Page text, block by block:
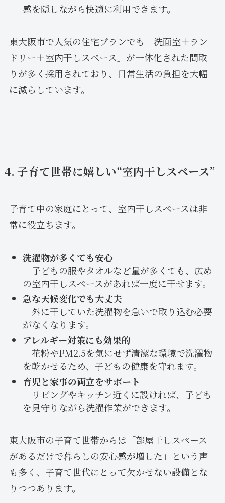
感を隠しながら快適に利用できます。
東大阪市で人気の住宅プランでも「洗面室＋ラン
ドリー＋室内干しスペース」が一体化された間取
りが多く採用されており、日常生活の負担を大幅
に減らしています。
4. 子育て世帯に嬉しい“室内干しスペース”
子育て中の家庭にとって、室内干しスペースは非
常に役立ちます。
洗濯物が多くても安心
子どもの服やタオルなど量が多くても、広め
の室内干しスペースがあれば一度に干せます。
急な天候変化でも大丈夫
外に干していた洗濯物を急いで取り込む必要
がなくなります。
アレルギー対策にも効果的
花粉やPM2.5を気にせず清潔な環境で洗濯物
を乾かせるため、子どもの健康を守れます。
育児と家事の両立をサポート
リビングやキッチン近くに設ければ、子ども
を見守りながら洗濯作業ができます。
東大阪市の子育て世帯からは「部屋干しスペース
があるだけで暮らしの安心感が増した」という声
も多く、子育て世代にとって欠かせない設備とな
りつつあります。